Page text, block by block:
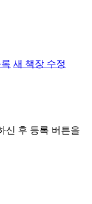
새 책장 수정
신 후 등록 버튼을